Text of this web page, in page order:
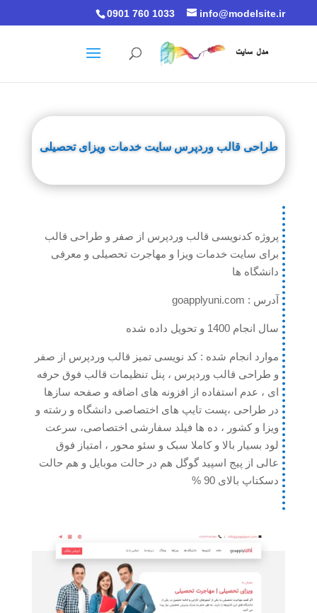
0901 760 1033 info@modelsite.ir
طراحی قالب وردپرس سایت خدمات ویزای تحصیلی
پروژه کدنویسی قالب وردپرس از صفر و طراحی قالب
برای سایت خدمات ویزا و مهاجرت تحصیلی و معرفی
دانشگاه ها
آدرس : goapplyuni.com
سال انجام 1400 و تحویل داده شده
موارد انجام شده : کد نویسی تمیز قالب وردپرس از صفر
و طراحی قالب وردپرس ، پنل تنظیمات قالب فوق حرفه
ای ، عدم استفاده از افزونه های اضافه و صفحه سازها
در طراحی ،پست تایپ های اختصاصی دانشگاه و رشته و
ویزا و کشور ، ده ها فیلد سفارشی اختصاصی، سرعت
لود بسیار بالا و کاملا سبک و سئو محور ، امتیاز فوق
عالی از پیج اسپید گوگل هم در حالت موبایل و هم حالت
دسکتاپ بالای 90 %